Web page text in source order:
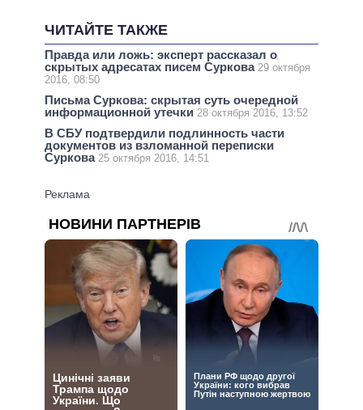
ЧИТАЙТЕ ТАКЖЕ
Правда или ложь: эксперт рассказал о
скрытых адресатах писем Суркова 29 октября
2016, 08:50
Письма Суркова: скрытая суть очередной
информационной утечки 28 октября 2016, 13:52
В СБУ подтвердили подлинность части
документов из взломанной переписки
Суркова 25 октября 2016, 14:51